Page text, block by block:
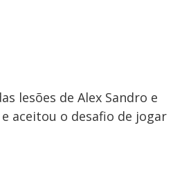
lesões de Alex Sandro e
aceitou o desafio de jogar